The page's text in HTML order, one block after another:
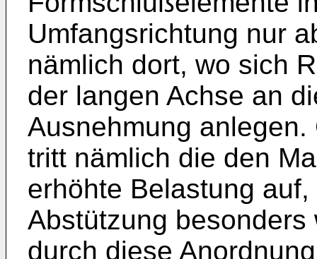
Umfangsrichtung nur
nämlich dort, wo sich
der langen Achse an
Ausnehmung
tritt nämlich die den
erhöhte Belastung
Abstützung
durch diese